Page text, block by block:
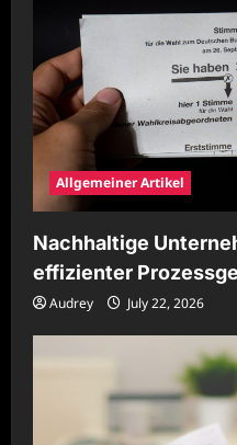
Allgemeiner Artikel
Nachhaltige
effizienter
Audrey July 22, 2026